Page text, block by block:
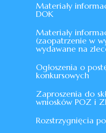
Materiały
DOK
Materiały
(zaopatrzenie w
wydawane na
Ogłoszenia o
konkursowych
Zaproszenia do
wniosków POZ i
Rozstrzygnięcia